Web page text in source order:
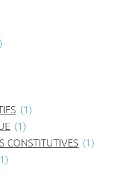
(1)
(1)
CONSTITUTIVES (1)